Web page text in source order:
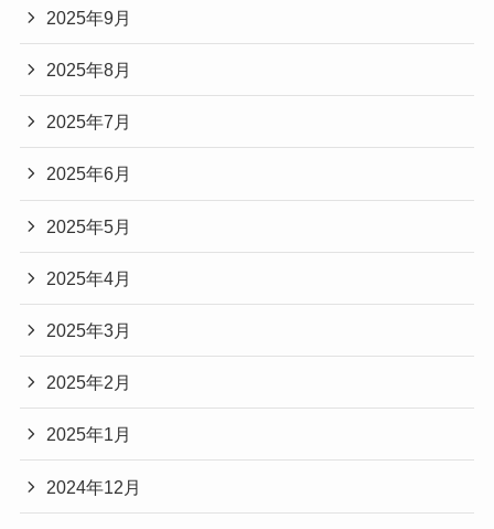
2025年9月
2025年8月
2025年7月
2025年6月
2025年5月
2025年4月
2025年3月
2025年2月
2025年1月
2024年12月